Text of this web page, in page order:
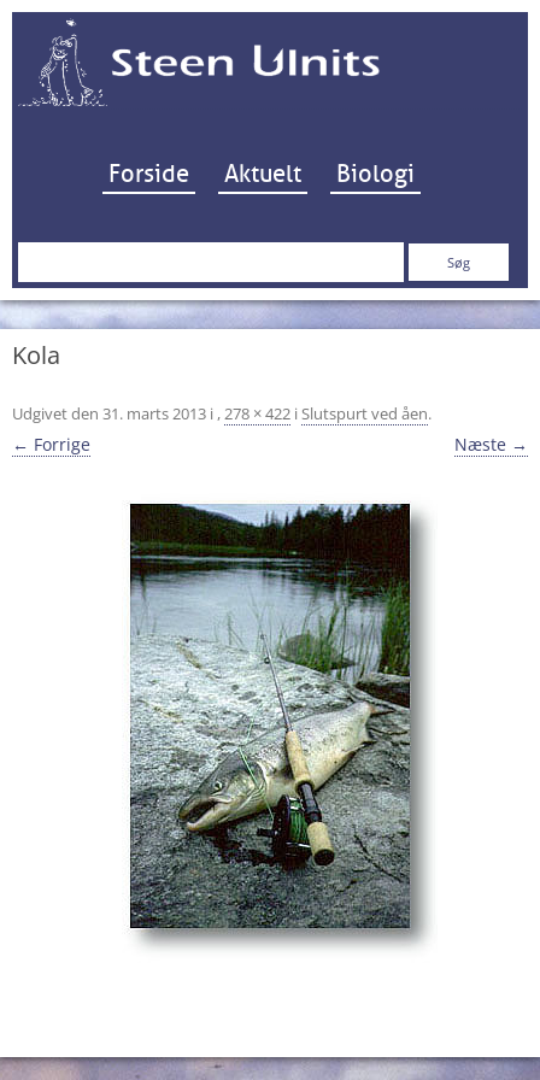
Hop til indhold
Forside Aktuelt Biologi
Søg
Kola
Udgivet den 31. marts 2013 i ,278 × 422 iSlutspurt ved åen.
← Forrige Næste →